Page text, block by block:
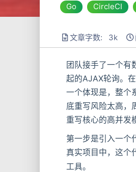
Go CircleCI
文章字数: 3k
团队接手了一个有
起的AJAX轮询。
一个体现是，整个
底重写风险太高，
重写核心的高并发
第一步是引入一个
真实项目中，这个
工具。